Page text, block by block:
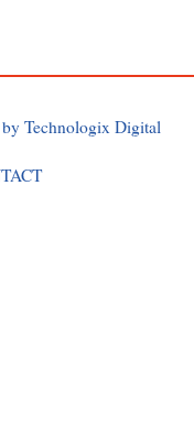
Technologix Digital